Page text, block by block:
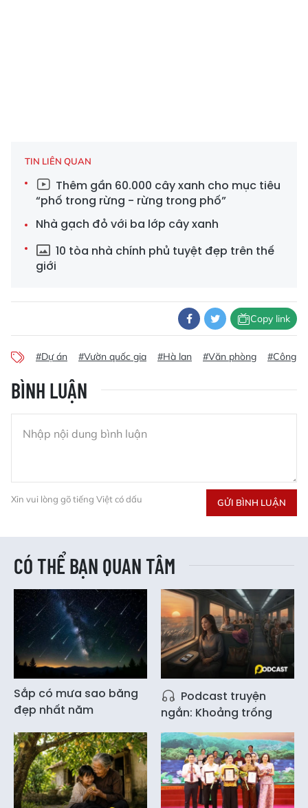
TIN LIÊN QUAN
Thêm gần 60.000 cây xanh cho mục tiêu
“phố trong rừng - rừng trong phố”
Nhà gạch đỏ với ba lớp cây xanh
10 tòa nhà chính phủ tuyệt đẹp trên thế
giới
Copy link
#Dự án #Vườn quốc gia #Hà lan #Văn phòng #Công
BÌNH LUẬN
Xin vui lòng gõ tiếng Việt có dấu GỬI BÌNH LUẬN
CÓ THỂ BẠN QUAN TÂM
Sắp có mưa sao băng
đẹp nhất năm
Podcast truyện
ngắn: Khoảng trống